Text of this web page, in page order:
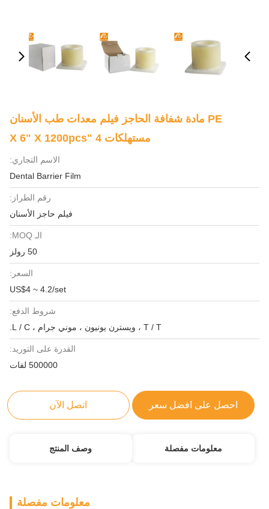
PE مادة شفافة الحاجز فيلم معدات طب الأسنان
مستهلكات 4 "X 6" X 1200pcs
الاسم التجاري:
Dental Barrier Film
رقم الطراز:
فيلم حاجز الأسنان
الـ MOQ:
50 رولز
السعر:
US$4 ~ 4.2/set
شروط الدفع:
T / T ، ويسترن يونيون ، موني جرام ، L / C.
القدرة على التوريد:
500000 لفات
احصل على افضل سعر اتصل الآن
معلومات مفصلة وصف المنتج
معلومات مفصلة